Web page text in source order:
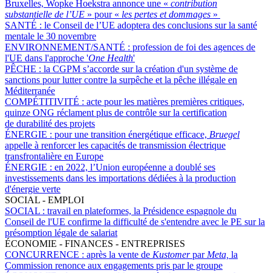
Bruxelles, Wopke Hoekstra annonce une « contribution
substantielle de l’UE » pour « les pertes et dommages »
SANTÉ : le Conseil de l’UE adoptera des conclusions sur la santé
mentale le 30 novembre
ENVIRONNEMENT/SANTÉ : profession de foi des agences de
l'UE dans l'approche 'One Health'
PÊCHE : la CGPM s’accorde sur la création d'un système de
sanctions pour lutter contre la surpêche et la pêche illégale en
Méditerranée
COMPÉTITIVITÉ : acte pour les matières premières critiques,
quinze ONG réclament plus de contrôle sur la certification
de durabilité des projets
ÉNERGIE : pour une transition énergétique efficace, Bruegel
appelle à renforcer les capacités de transmission électrique
transfrontalière en Europe
ÉNERGIE : en 2022, l’Union européenne a doublé ses
investissements dans les importations dédiées à la production
d'énergie verte
SOCIAL - EMPLOI
SOCIAL : travail en plateformes, la Présidence espagnole du
Conseil de l'UE confirme la difficulté de s'entendre avec le PE sur la
présomption légale de salariat
ÉCONOMIE - FINANCES - ENTREPRISES
CONCURRENCE : après la vente de KustomerparMeta, la
Commission renonce aux engagements pris par le groupe